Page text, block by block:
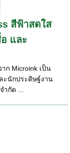
สีฟ้าสดใส
และ
ก Microink เป็น
ะนักประดิษฐ์งาน
ำกัด ...